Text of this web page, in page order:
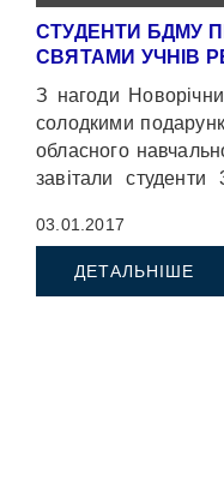
СТУДЕНТИ БДМУ
СВЯТАМИ УЧНІВ
З нагоди
солодкими
обласного
завітали
патологічної
03.01.2017
ДЕТАЛЬНІШЕ